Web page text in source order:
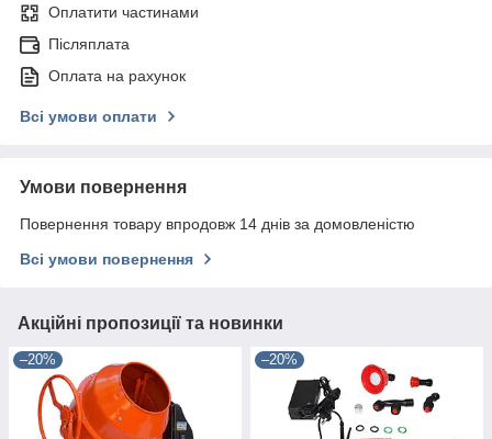
Оплатити частинами
Післяплата
Оплата на рахунок
Всі умови оплати
Умови повернення
Повернення товару впродовж 14 днів за домовленістю
Всі умови повернення
Акційні пропозиції та новинки
–20% –20%